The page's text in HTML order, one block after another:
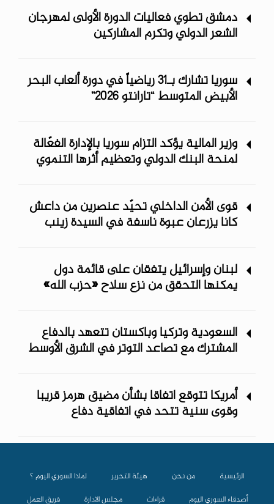
دمشق تطوي فعاليات الدورة الأولى لمهرجان
الشعر الدولي وتكرم المشاركين
سوريا تشارك بـ31 رياضياً في دورة ألعاب البحر
الأبيض المتوسط “تارانتو 2026”
وزير المالية يؤكد التزام سوريا بالإدارة الفعّالة
لمنحة البنك الدولي وتعظيم أثرها التنموي
قوى الأمن الداخلي تحيّد عنصرين من داعش
كانا يزرعان عبوة ناسفة في السيدة زينب
لبنان وإسرائيل يتفقان على قائمة دول
يمكنها التحقق من نزع سلاح «حزب الله»
السعودية وتركيا وباكستان تتعهد بالدفاع
المشترك مع تصاعد التوتر في الشرق الأوسط
أمريكا تتوقع اتفاقا بشأن مضيق هرمز قريبا
وقوى سنية تتحد في اتفاقية دفاع
الرئيسية من نحن هيئة التحرير
لماذا السوري اليوم ؟
أصدقاء السوري اليوم
قراءات مجلس الادارة فريق العمل